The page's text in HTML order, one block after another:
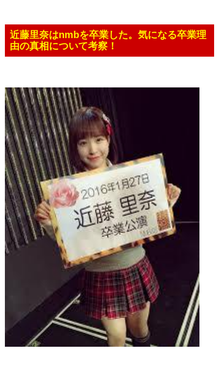
近藤里奈はnmbを卒業した。気になる卒業理
由の真相について考察！